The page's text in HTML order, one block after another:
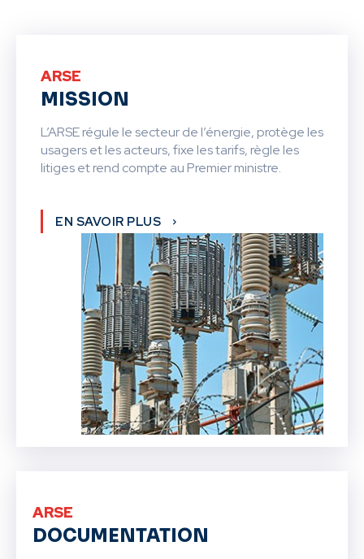
ARSE
MISSION
L’ARSE régule le secteur de l’énergie, protège les
usagers et les acteurs, fixe les tarifs, règle les
litiges et rend compte au Premier ministre.
EN SAVOIR PLUS
ARSE
DOCUMENTATION